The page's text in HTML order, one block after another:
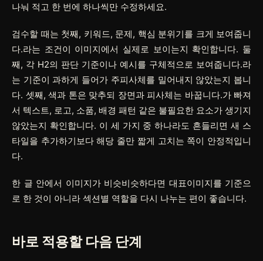
나눠 적고 한 번에 하나씩만 수정하세요.
검수할 때는 첫째, 키워드, 문제, 핵심 분위기를 크게 보여줍니
다.라는 조건이 이미지에서 실제로 보이는지 확인합니다. 둘
째, 각 H2의 판단 기준이나 예시를 구체적으로 보여줍니다.라
는 기준이 과하게 들어가 주피사체를 밀어내지 않았는지 봅니
다. 셋째, 색과 톤은 맞추되 장면과 피사체는 바꿉니다.가 빠져
서 텍스트, 로고, 소품, 배경 패턴 같은 불필요한 요소가 생기지
않았는지 확인합니다. 이 세 가지 중 하나라도 흔들리면 새 스
타일을 추가하기보다 해당 줄만 짧게 고치는 쪽이 안정적입니
다.
한 글 안에서 이미지가 비슷비슷하다면 대표이미지를 기준으
로 한 것이 아니라 섹션별 역할을 다시 나누는 편이 좋습니다.
바로 적용할 다음 단계